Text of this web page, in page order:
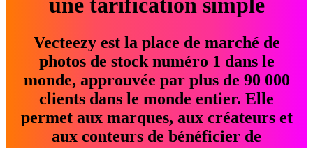
une tarification simple
Vecteezy est la place de marché de
photos de stock numéro 1 dans le
monde, approuvée par plus de 90 000
clients dans le monde entier. Elle
permet aux marques, aux créateurs et
aux conteurs de bénéficier de